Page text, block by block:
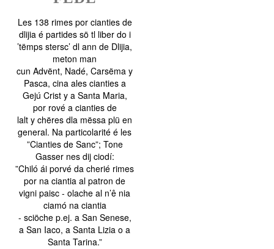
Les 138 rimes por cianties de
dlijia é partides sö tl liber do i
’tëmps stersc’ dl ann de Dlijia,
meton man
cun Advënt, Nadé, Carsëma y
Pasca, cina ales cianties a
Gejú Crist y a Santa Maria,
por rové a cianties de
lalt y chëres dla mëssa plü en
general. Na particolarité é les
”Cianties de Sanc”; Tone
Gasser nes dij ciodí:
”Chiló ái porvé da cherié rimes
por na ciantia al patron de
vigni paisc - olache al n’ê nia
ciamó na ciantia
- sciöche p.ej. a San Senese,
a San Iaco, a Santa Lizia o a
Santa Tarina.”